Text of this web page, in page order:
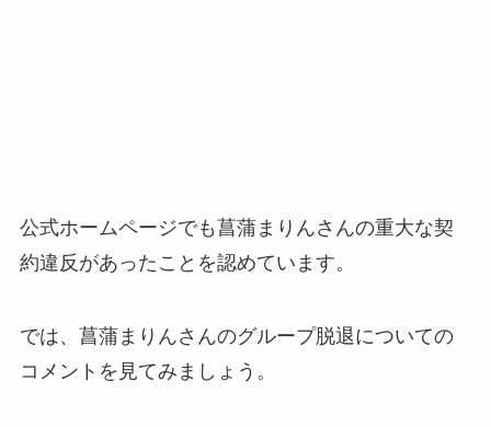
公式ホームページでも菖蒲まりんさんの重大な契
約違反があったことを認めています。
では、菖蒲まりんさんのグループ脱退についての
コメントを見てみましょう。